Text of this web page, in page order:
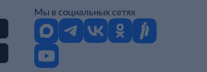
Мы в социальных сетях